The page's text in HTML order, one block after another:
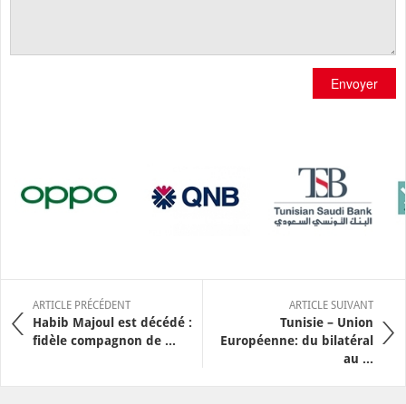
Envoyer
ARTICLE PRÉCÉDENT
Habib Majoul est décédé :
fidèle compagnon de ...
ARTICLE SUIVANT
Tunisie – Union
Européenne: du bilatéral
au ...